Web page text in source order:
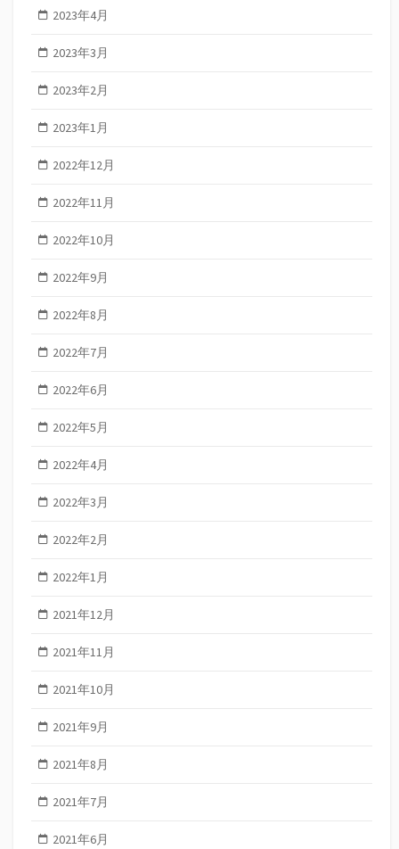
2023年4月
2023年3月
2023年2月
2023年1月
2022年12月
2022年11月
2022年10月
2022年9月
2022年8月
2022年7月
2022年6月
2022年5月
2022年4月
2022年3月
2022年2月
2022年1月
2021年12月
2021年11月
2021年10月
2021年9月
2021年8月
2021年7月
2021年6月